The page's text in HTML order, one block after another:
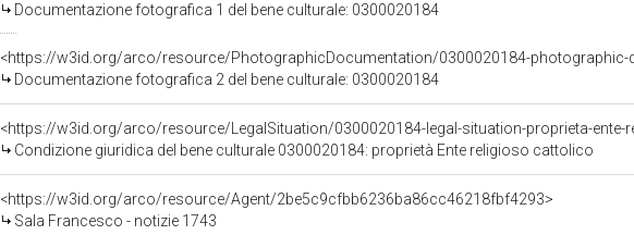
Documentazione fotografica 1 del bene culturale: 0300020184
<https://w3id.org/arco/resource/PhotographicDocumentation/0300020184-photographic-
Documentazione fotografica 2 del bene culturale: 0300020184
<https://w3id.org/arco/resource/LegalSituation/0300020184-legal-situation-proprieta-ente-
Condizione giuridica del bene culturale 0300020184: proprietà Ente religioso cattolico
<https://w3id.org/arco/resource/Agent/2be5c9cfbb6236ba86cc46218fbf4293>
Sala Francesco - notizie 1743